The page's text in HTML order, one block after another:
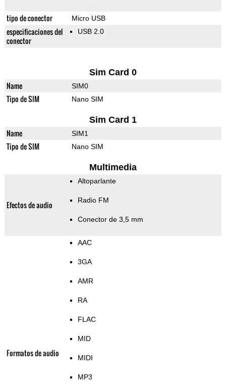
tipo de conector Micro USB
especificaciones del
conector
USB 2.0
Sim Card 0
Name SIM0
Tipo de SIM Nano SIM
Sim Card 1
Name SIM1
Tipo de SIM Nano SIM
Multimedia
Efectos de audio
Altoparlante
Radio FM
Conector de 3,5 mm
Formatos de audio
AAC
3GA
AMR
RA
FLAC
MID
MIDI
MP3